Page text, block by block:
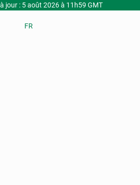
jour : 5 août 2026 à 11h59 GMT
FR